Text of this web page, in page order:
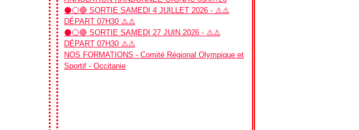
⚫⚪🔴 SORTIE SAMEDI 4 JUILLET 2026 - ⚠️⚠️
DÉPART 07H30 ⚠️⚠️
⚫⚪🔴 SORTIE SAMEDI 27 JUIN 2026 - ⚠️⚠️
DÉPART 07H30 ⚠️⚠️
NOS FORMATIONS - Comité Régional Olympique et
Sportif - Occitanie